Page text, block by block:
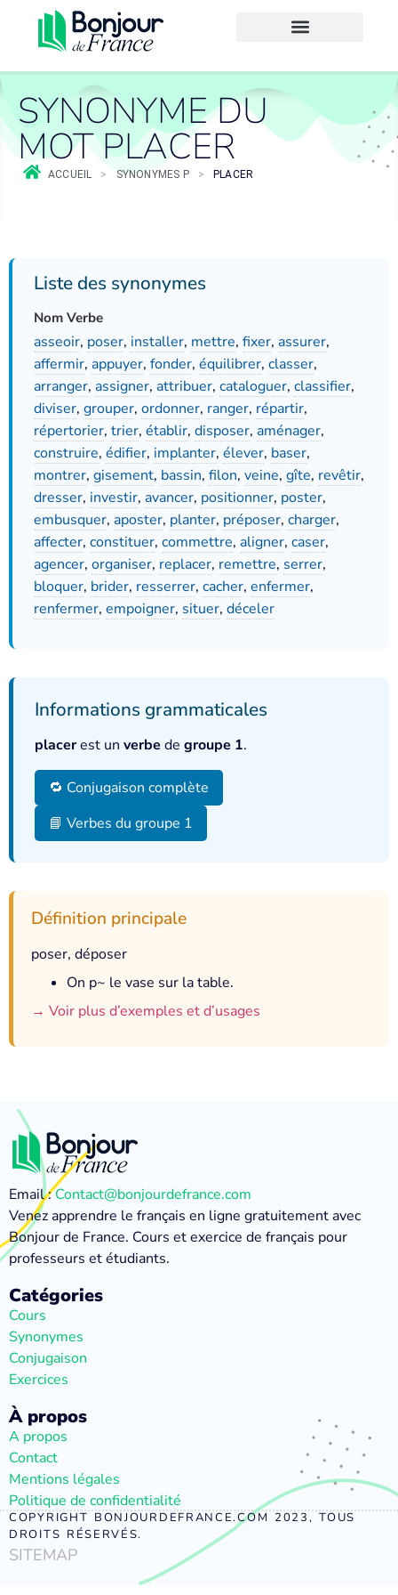
SYNONYME DU
MOT PLACER
ACCUEIL > SYNONYMES P > PLACER
Liste des synonymes
Nom Verbe
asseoir, poser, installer, mettre, fixer, assurer,
affermir, appuyer, fonder, équilibrer, classer,
arranger, assigner, attribuer, cataloguer, classifier,
diviser, grouper, ordonner, ranger, répartir,
répertorier, trier, établir, disposer, aménager,
construire, édifier, implanter, élever, baser,
montrer, gisement, bassin, filon, veine, gîte, revêtir,
dresser, investir, avancer, positionner, poster,
embusquer, aposter, planter, préposer, charger,
affecter, constituer, commettre, aligner, caser,
agencer, organiser, replacer, remettre, serrer,
bloquer, brider, resserrer, cacher, enfermer,
renfermer, empoigner, situer, déceler
Informations grammaticales
placerest un verbe de groupe 1.
🔁 Conjugaison complète
📘 Verbes du groupe 1
Définition principale
poser, déposer
On p~ le vase sur la table.
→ Voir plus d’exemples et d’usages
Email :Contact@bonjourdefrance.com
Venez apprendre le français en ligne gratuitement avec
Bonjour de France. Cours et exercice de français pour
professeurs et étudiants.
Catégories
Cours
Synonymes
Conjugaison
Exercices
À propos
A propos
Contact
Mentions légales
Politique de confidentialité
COPYRIGHT BONJOURDEFRANCE.COM 2023, TOUS
DROITS RÉSERVÉS.
SITEMAP